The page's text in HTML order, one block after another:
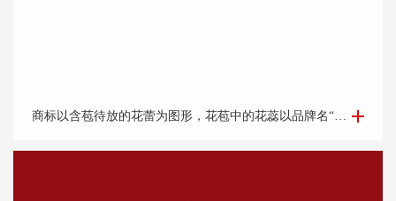
美容护肤商标设计-舒*薇商标设计 商标以含苞待放的花蕾为图形，花苞中的花蕊以品牌名“舒佧薇”中舒的首字母“s”为元素，象征着女性的s型身材，突出企业的行业属性，呵护每一个爱美的你。